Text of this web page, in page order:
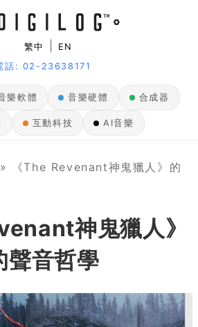
繁中
EN
話: 02-23638171
樂軟體 音樂硬體 合成器
互動科技 AI音樂
» 《The Revenant神鬼獵人》的
神鬼獵人》
聲音哲學